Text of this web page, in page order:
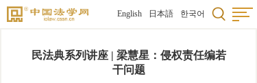
English 日本語 한국어
民法典系列讲座 | 梁慧星：侵权责任编若
干问题